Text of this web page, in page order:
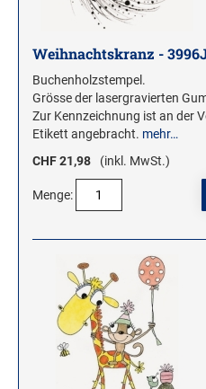
Weihnachtskranz -
Buchenholzstempel.
Grösse der lasergravierten
Zur Kennzeichnung ist an der
Etikett angebracht. mehr…
CHF 21,98
(inkl. MwSt.)
Menge: